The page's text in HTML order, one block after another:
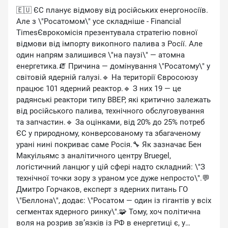
🇪🇺 ЄС планує відмову від російських енергоносіїв.
Але з \"Росатомом\" усе складніше - Financial
TimesЄврокомісія презентувала стратегію повної
відмови від імпорту викопного палива з Росії. Але
один напрям залишився \"на паузі\" — атомна
енергетика.🧯 Причина — домінування \"Росатому\" у
світовій ядерній галузі.🔹 На території Євросоюзу
працює 101 ядерний реактор.🔹 З них 19 — це
радянські реактори типу ВВЕР, які критично залежать
від російського палива, технічного обслуговування
та запчастин.🔹 За оцінками, від 20% до 25% потреб
ЄС у природному, конверсованому та збагаченому
урані нині покриває саме Росія.🔧 Як зазначає Бен
Макуільямс з аналітичного центру Bruegel,
логістичний ланцюг у цій сфері надто складний: \"З
технічної точки зору з ураном усе дуже непросто\".💬
Дмитро Горчаков, експерт з ядерних питань ГО
\"Беллона\", додає: \"Росатом — один із гігантів у всіх
сегментах ядерного ринку\".🧩 Тому, хоч політична
воля на розрив зв’язків із РФ в енергетиці є, у